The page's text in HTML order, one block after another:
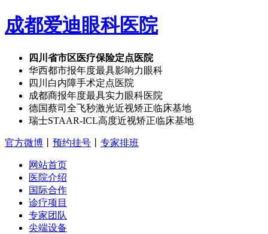
成都爱迪眼科医院
四川省市区医疗保险定点医院
华西都市报年度最具影响力眼科
四川白内障手术定点医院
成都商报年度最具实力眼科医院
德国蔡司全飞秒激光近视矫正临床基地
瑞士STAAR-ICL高度近视矫正临床基地
官方微博 预约挂号 专家排班
网站首页
医院介绍
国际合作
诊疗项目
专家团队
尖端设备